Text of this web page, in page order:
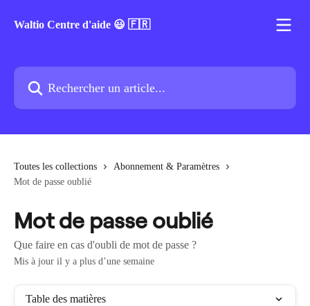
Waltio Centre d'aide 😃 🇫🇷
Rechercher un article...
Toutes les collections
Abonnement & Paramètres
Mot de passe oublié
Mot de passe oublié
Que faire en cas d'oubli de mot de passe ?
Mis à jour il y a plus d’une semaine
Table des matières